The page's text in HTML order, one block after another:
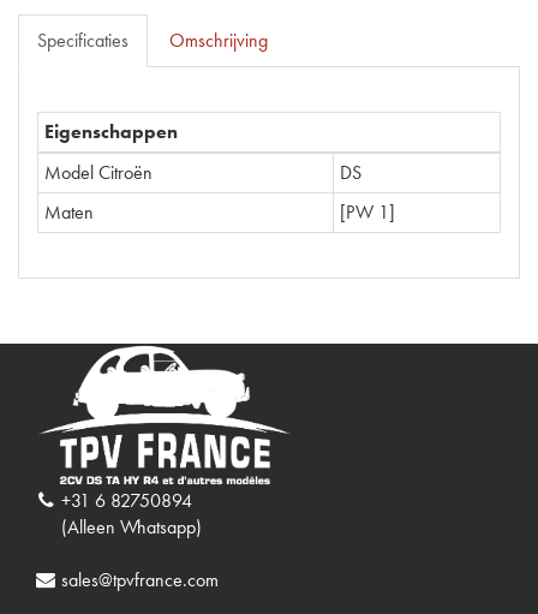
Specificaties Omschrijving
Eigenschappen
Model Citroën
DS
Maten
[PW 1]
+31 6 82750894
(Alleen Whatsapp)
sales@tpvfrance.com